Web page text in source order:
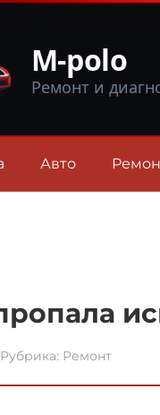
M-polo
Ремонт и
Авто
Рубрика: Ремонт